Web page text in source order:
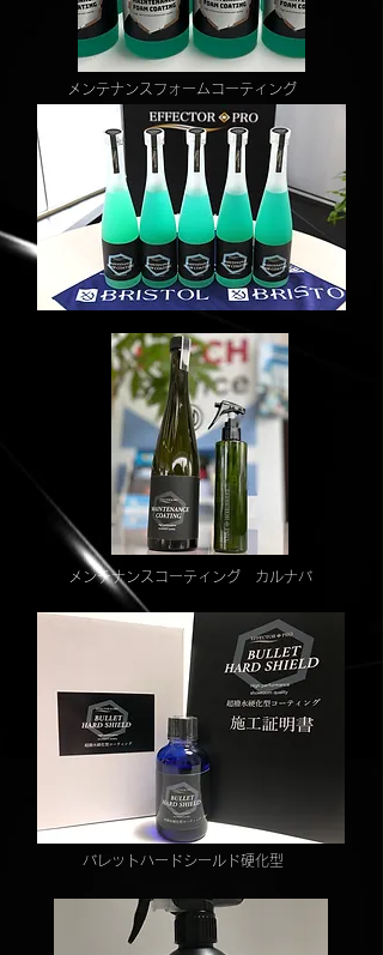
​メンテナンスフォームコーティング
​メンテナンスコーティング カルナバ
​バレットハードシールド硬化型